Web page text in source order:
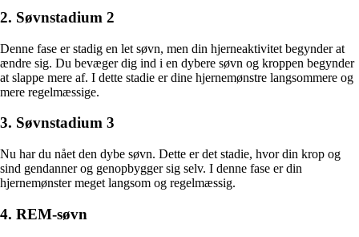
2. Søvnstadium 2
Denne fase er stadig en let søvn, men din hjerneaktivitet begynder at
ændre sig. Du bevæger dig ind i en dybere søvn og kroppen begynder
at slappe mere af. I dette stadie er dine hjernemønstre langsommere og
mere regelmæssige.
3. Søvnstadium 3
Nu har du nået den dybe søvn. Dette er det stadie, hvor din krop og
sind gendanner og genopbygger sig selv. I denne fase er din
hjernemønster meget langsom og regelmæssig.
4. REM-søvn